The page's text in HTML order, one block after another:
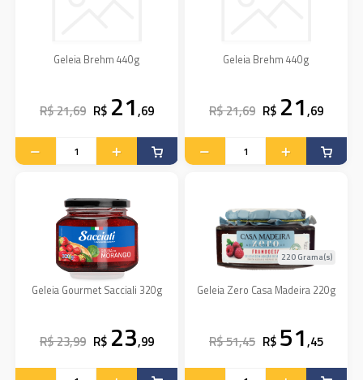
Geleia Brehm 440g
R$ 21,69 R$ 21,69
Geleia Brehm 440g
R$ 21,69 R$ 21,69
Geleia Gourmet Sacciali 320g
R$ 23,99 R$ 23,99
Geleia Zero Casa Madeira 220g
220 Grama(s)
R$ 51,45 R$ 51,45